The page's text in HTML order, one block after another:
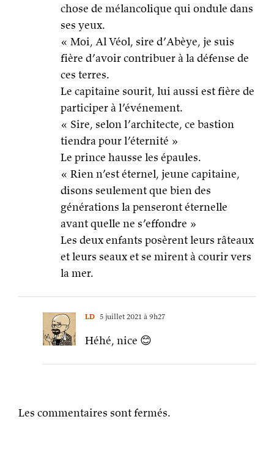
chose de mélancolique qui ondule dans
ses yeux.
« Moi, Al Véol, sire d’Abèye, je suis
fière d’avoir contribuer à la défense de
ces terres.
Le capitaine sourit, lui aussi est fière de
participer à l’événement.
« Sire, selon l’architecte, ce bastion
tiendra pour l’éternité »
Le prince hausse les épaules.
« Rien n’est éternel, jeune capitaine,
disons seulement que bien des
générations la penseront éternelle
avant quelle ne s’effondre »
Les deux enfants posèrent leurs râteaux
et leurs seaux et se mirent à courir vers
la mer.
LD 5 juillet 2021 à 9h27
Héhé, nice 😊
Les commentaires sont fermés.